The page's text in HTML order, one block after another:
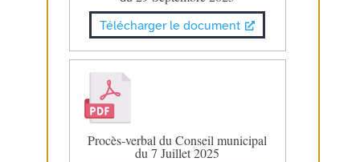
Télécharger le document
Procès-verbal du Conseil municipal
du 7 Juillet 2025